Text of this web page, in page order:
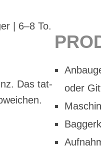
Das tat­
oder